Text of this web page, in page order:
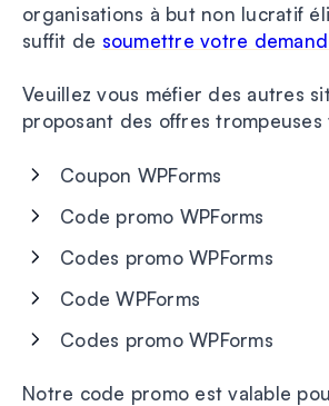
organisations à but non lucratif
suffit de soumettre votre
Veuillez vous méfier des autres
proposant des offres
Coupon WPForms
Code promo WPForms
Codes promo WPForms
Code WPForms
Codes promo WPForms
Notre code promo est valable